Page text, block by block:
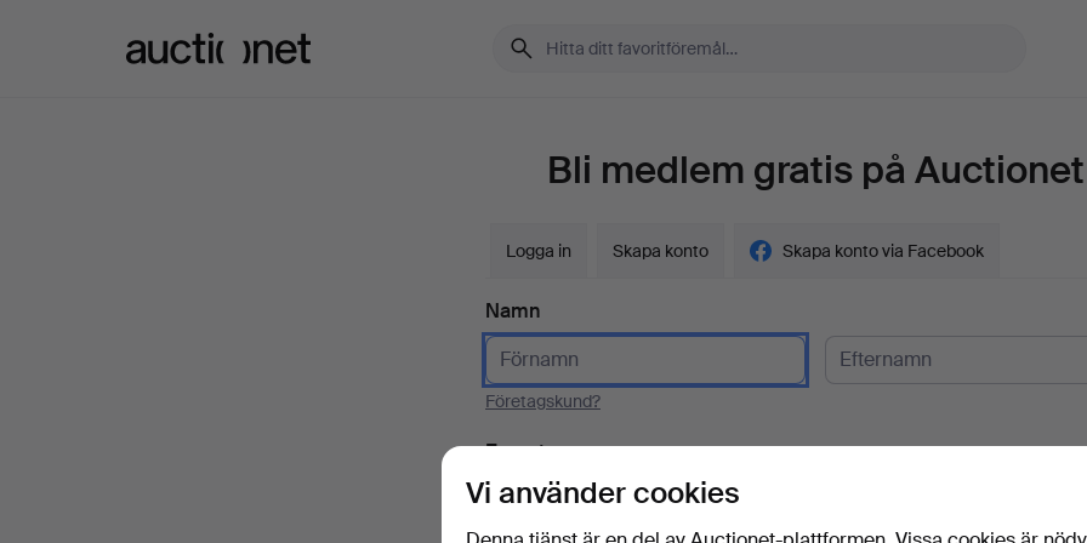
Bli medlem gratis på Auctionet
Logga in Skapa konto Skapa konto via Facebook
Namn
Företagskund?
E-post
Vi använder cookies